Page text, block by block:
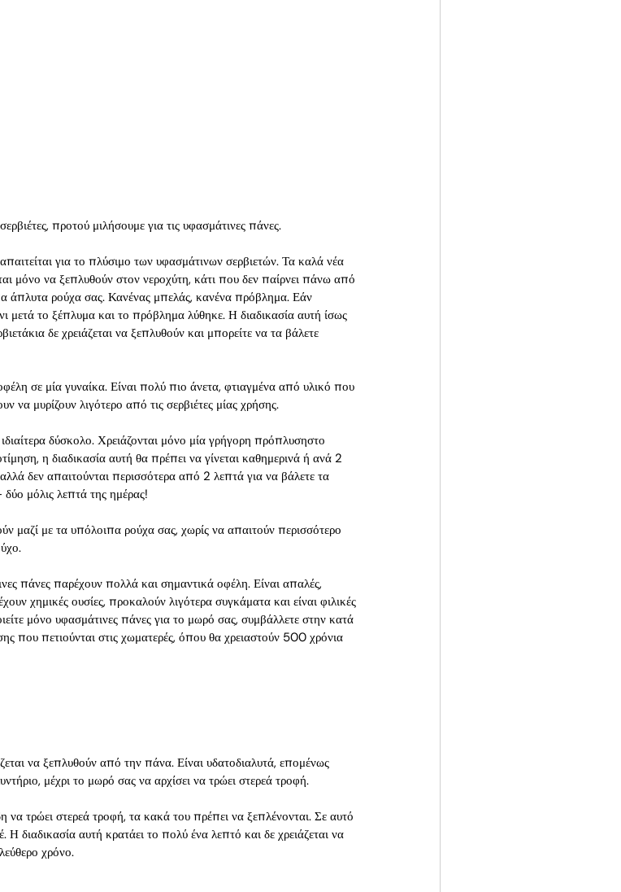
προτού μιλήσουμε για τις υφασμάτινες πάνες.
για το πλύσιμο των υφασμάτινων σερβιετών. Τα καλά νέα
μόνο να ξεπλυθούν στον νεροχύτη, κάτι που δεν παίρνει πάνω από
άπλυτα ρούχα σας. Κανένας μπελάς, κανένα πρόβλημα. Εάν
μετά το ξέπλυμα και το πρόβλημα λύθηκε. Η διαδικασία αυτή ίσως
δε χρειάζεται να ξεπλυθούν και μπορείτε να τα βάλετε
σε μία γυναίκα. Είναι πολύ πιο άνετα, φτιαγμένα από υλικό που
να μυρίζουν λιγότερο από τις σερβιέτες μίας χρήσης.
δύσκολο. Χρειάζονται μόνο μία γρήγορη πρόπλυσηστο
η διαδικασία αυτή θα πρέπει να γίνεται καθημερινά ή ανά 2
δεν απαιτούνται περισσότερα από 2 λεπτά για να βάλετε τα
μόλις λεπτά της ημέρας!
μαζί με τα υπόλοιπα ρούχα σας, χωρίς να απαιτούν περισσότερο
πάνες παρέχουν πολλά και σημαντικά οφέλη. Είναι απαλές,
χημικές ουσίες, προκαλούν λιγότερα συγκάματα και είναι φιλικές
μόνο υφασμάτινες πάνες για το μωρό σας, συμβάλλετε στην κατά
που πετιούνται στις χωματερές, όπου θα χρειαστούν 500 χρόνια
να ξεπλυθούν από την πάνα. Είναι υδατοδιαλυτά, επομένως
μέχρι το μωρό σας να αρχίσει να τρώει στερεά τροφή.
να τρώει στερεά τροφή, τα κακά του πρέπει να ξεπλένονται. Σε αυτό
διαδικασία αυτή κρατάει το πολύ ένα λεπτό και δε χρειάζεται να
χρόνο.